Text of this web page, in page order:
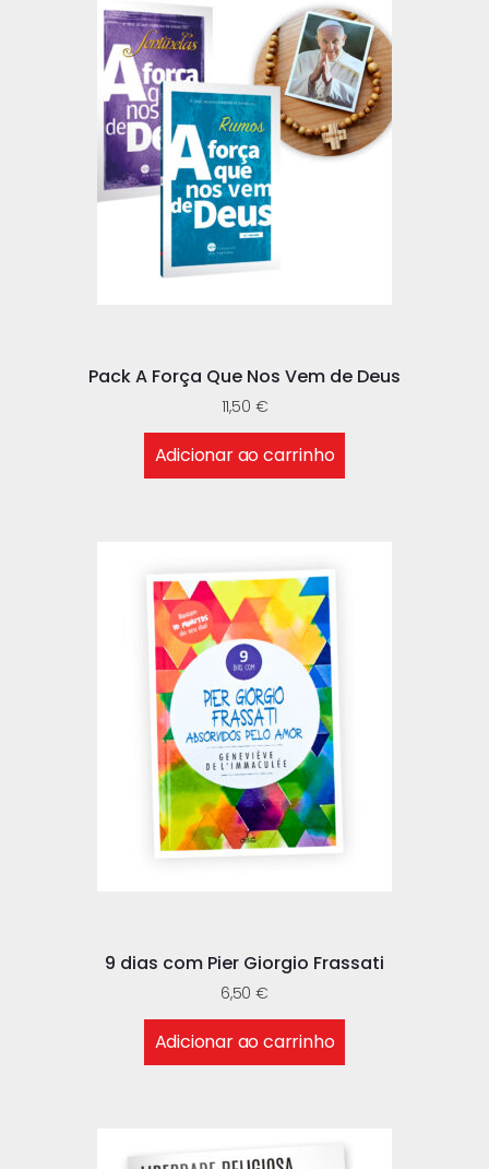
Pack A Força Que Nos Vem de Deus
11,50 €
Adicionar ao carrinho
9 dias com Pier Giorgio Frassati
6,50€
Adicionar ao carrinho